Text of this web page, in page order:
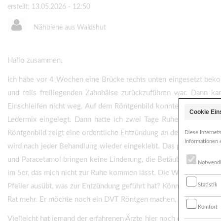
erstellt: 13.05.2026 - 12:50
Nähbiene aus Waldshut
Hallo zusammen,
Ich habe vor 4 Wochen eine Brücke rechts unten eingesetzt
und teils freiliegenden Zahnhälse zurückzuführen war. Dann
Einschleifen nicht weg. Auf dem Röntgenbild konnte man mit
Ledermix eingelegt. Dann hatte ich zwei Tage Ruhe, bevor
Röntgenbild zeigt eine ordentliche Entzündung an der
wird nach jeder Behandlung wieder eingeklebt. Das permanente
und Paracetamol bringen keine Linderung, die Betäubung hat
im 5er, das mich nicht zur Ruhe kommen lässt. Die Wangen- und
Pfeiler ausübt, was zur Entzündung geführt hat? Könnte man
Rat mehr. Er möchte noch ein DVT Röntgen machen, um zu
Vielleicht hat jemand der erfahrenen Ärzte hier noch eine Idee?
Cookie
Diese
Informationen
Statistik
Komfort